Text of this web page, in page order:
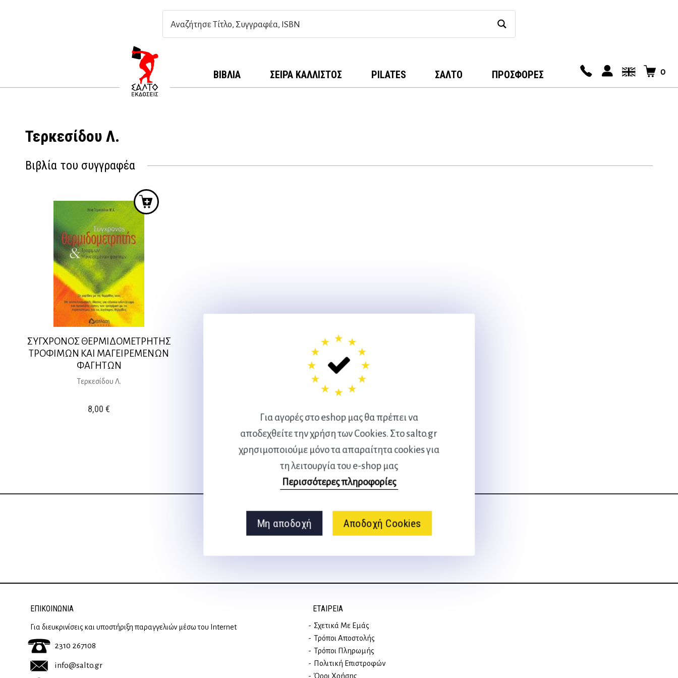
Για αγορές στο eshop μας θα πρέπει να
αποδεχθείτε την χρήση των Cookies. Στο salto.gr
χρησιμοποιούμε μόνο τα απαραίτητα cookies για
τη λειτουργία του e-shop μας
Περισσότερες πληροφορίες
Μη αποδοχή Αποδοχή Cookies
ΒΙΒΛΊΑ ΣΕΙΡΆ ΚΆΛΛΙΣΤΟΣ PILATES ΣΑΛΤΟ ΠΡΟΣΦΟΡΕΣ 0
Τερκεσίδου Λ.
Βιβλία του συγγραφέα
ΣΥΓΧΡΟΝΟΣ ΘΕΡΜΙΔΟΜΕΤΡΗΤΗΣ
ΤΡΟΦΙΜΩΝ ΚΑΙ ΜΑΓΕΙΡΕΜΕΝΩΝ
ΦΑΓΗΤΩΝ
Τερκεσίδου Λ.
8,00€
Ακολουθήστε μας
ΕΠΙΚΟΙΝΩΝΊΑ
Για διευκρινίσεις και υποστήριξη παραγγελιών μέσω του Internet
2310 267108
info@salto.gr
ΕΤΑΙΡΕΊΑ
Σχετικά Με Εμάς
Τρόποι Αποστολής
Τρόποι Πληρωμής
Πολιτική Επιστροφών
Όροι Χρήσης